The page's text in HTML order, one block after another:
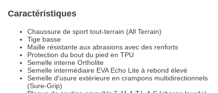
Caractéristiques
Chaussure de sport tout-terrain (All Terrain)
Tige basse
Maille résistante aux abrasions avec des renforts
Protection du bout du pied en TPU
Semelle interne Ortholite
Semelle intermédiaire EVA Echo Lite à rebond élevé
Semelle d'usure extérieure en crampons multidirectionnels
(Sure-Grip)